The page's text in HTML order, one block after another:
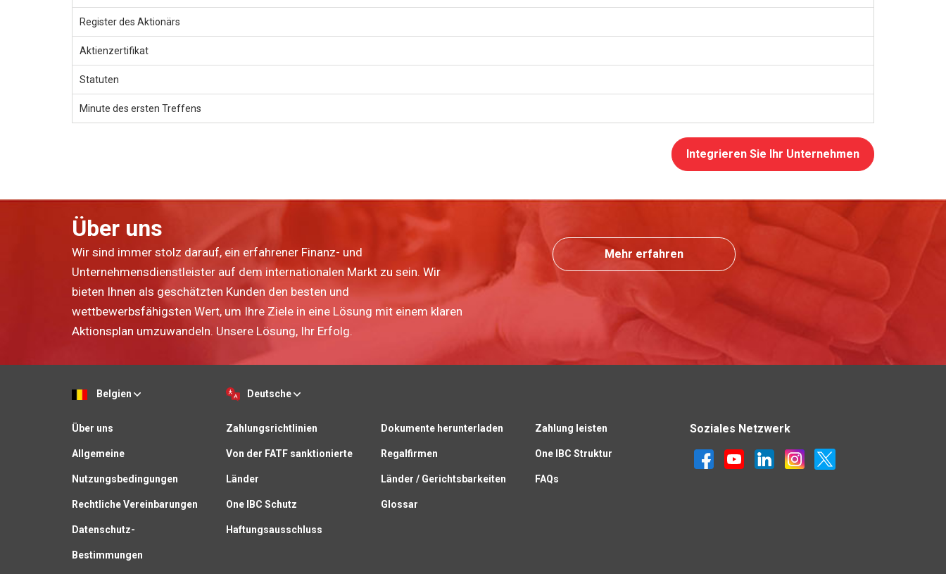
Register des Aktionärs
Aktienzertifikat
Statuten
Minute des ersten Treffens
Integrieren Sie Ihr Unternehmen
Über uns
Wir sind immer stolz darauf, ein erfahrener Finanz- und
Unternehmensdienstleister auf dem internationalen Markt zu sein. Wir
bieten Ihnen als geschätzten Kunden den besten und
wettbewerbsfähigsten Wert, um Ihre Ziele in eine Lösung mit einem klaren
Aktionsplan umzuwandeln. Unsere Lösung, Ihr Erfolg.
Mehr erfahren
Belgien Deutsche
Über uns
Allgemeine
Nutzungsbedingungen
Rechtliche Vereinbarungen
Datenschutz-
Bestimmungen
Zahlungsrichtlinien
Von der FATF sanktionierte
Länder
One IBC Schutz
Haftungsausschluss
Dokumente herunterladen
Regalfirmen
Länder / Gerichtsbarkeiten
Glossar
Zahlung leisten
One IBC Struktur
FAQs
Soziales Netzwerk